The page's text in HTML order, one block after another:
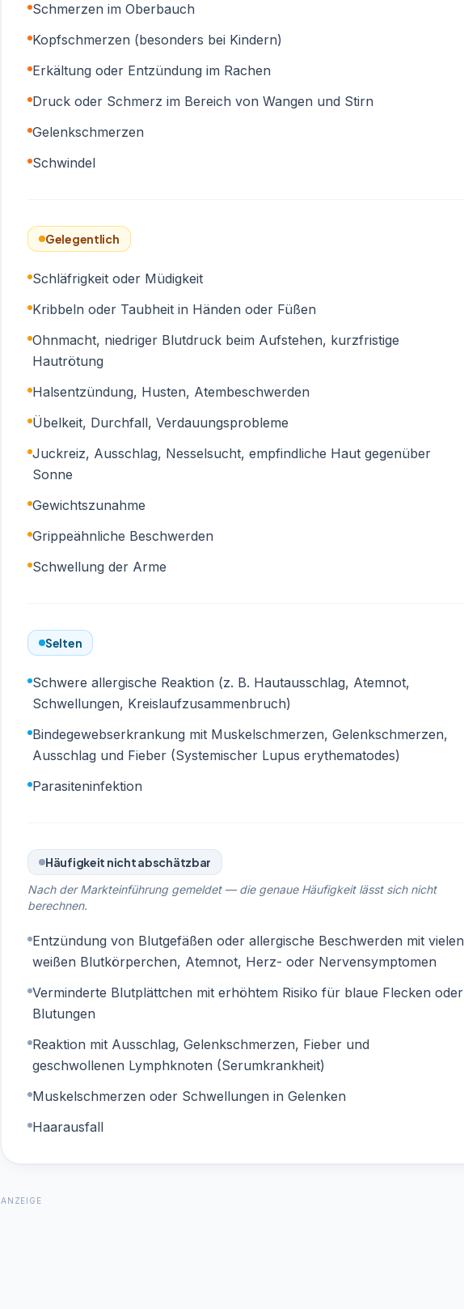
Schmerzen im Oberbauch
Kopfschmerzen (besonders bei Kindern)
Erkältung oder Entzündung im Rachen
Druck oder Schmerz im Bereich von Wangen und Stirn
Gelenkschmerzen
Schwindel
Gelegentlich
Schläfrigkeit oder Müdigkeit
Kribbeln oder Taubheit in Händen oder Füßen
Ohnmacht, niedriger Blutdruck beim Aufstehen, kurzfristige
Hautrötung
Halsentzündung, Husten, Atembeschwerden
Übelkeit, Durchfall, Verdauungsprobleme
Juckreiz, Ausschlag, Nesselsucht, empfindliche Haut gegenüber
Sonne
Gewichtszunahme
Grippeähnliche Beschwerden
Schwellung der Arme
Selten
Schwere allergische Reaktion (z. B. Hautausschlag, Atemnot,
Schwellungen, Kreislaufzusammenbruch)
Bindegewebserkrankung mit Muskelschmerzen, Gelenkschmerzen,
Ausschlag und Fieber (Systemischer Lupus erythematodes)
Parasiteninfektion
Häufigkeit nicht abschätzbar
Nach der Markteinführung gemeldet — die genaue Häufigkeit lässt sich nicht
berechnen.
Entzündung von Blutgefäßen oder allergische Beschwerden mit vielen
weißen Blutkörperchen, Atemnot, Herz- oder Nervensymptomen
Verminderte Blutplättchen mit erhöhtem Risiko für blaue Flecken oder
Blutungen
Reaktion mit Ausschlag, Gelenkschmerzen, Fieber und
geschwollenen Lymphknoten (Serumkrankheit)
Muskelschmerzen oder Schwellungen in Gelenken
Haarausfall
ANZEIGE